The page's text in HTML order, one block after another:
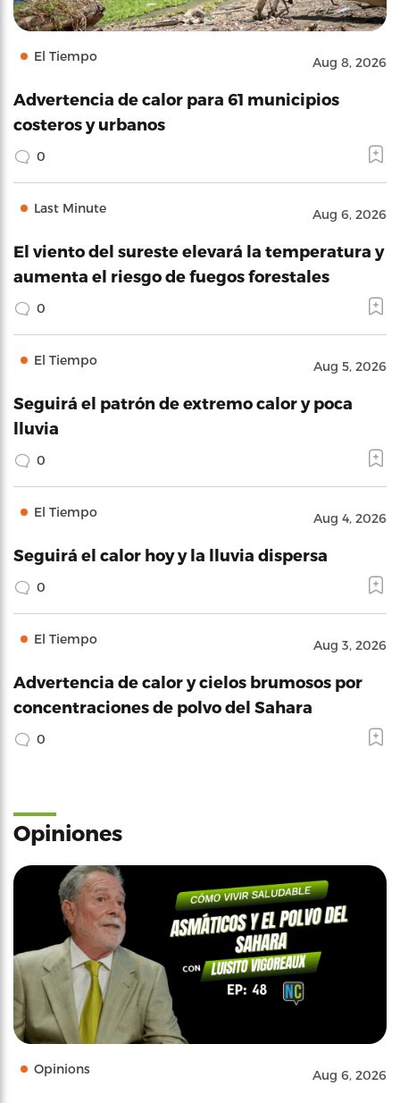
El Tiempo Aug 8, 2026
Advertencia de calor para 61 municipios
costeros y urbanos
0
Last Minute Aug 6, 2026
El viento del sureste elevará la temperatura y
aumenta el riesgo de fuegos forestales
0
El Tiempo Aug 5, 2026
Seguirá el patrón de extremo calor y poca
lluvia
0
El Tiempo Aug 4, 2026
Seguirá el calor hoy y la lluvia dispersa
0
El Tiempo Aug 3, 2026
Advertencia de calor y cielos brumosos por
concentraciones de polvo del Sahara
0
Opiniones
Opinions Aug 6, 2026